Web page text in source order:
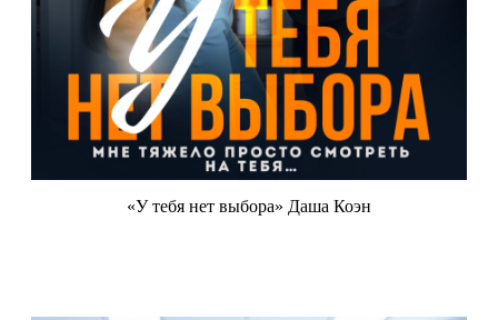
«У тебя нет выбора» Даша Коэн